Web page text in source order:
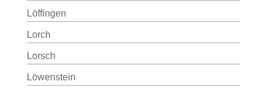
Löffingen
Lorch
Lorsch
Löwenstein